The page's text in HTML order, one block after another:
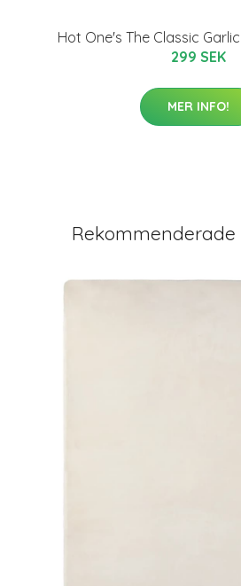
Hot One's The Classic
299 SEK
MER INFO!